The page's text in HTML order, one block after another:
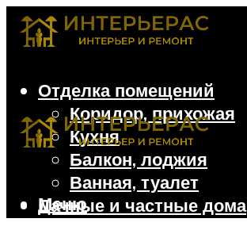
Отделка помещений
Коридор, прихожая
Кухня
Балкон, лоджия
Ванная, туалет
Дачные и частные дома
Меню